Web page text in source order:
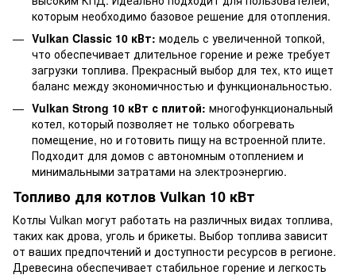
которым необходимо базовое решение для отопления.
Vulkan Classic 10 кВт: модель с увеличенной топкой,
что обеспечивает длительное горение и реже требует
загрузки топлива. Прекрасный выбор для тех, кто ищет
баланс между экономичностью и функциональностью.
Vulkan Strong 10 кВт с плитой: многофункциональный
котел, который позволяет не только обогревать
помещение, но и готовить пищу на встроенной плите.
Подходит для домов с автономным отоплением и
минимальными затратами на электроэнергию.
Топливо для котлов Vulkan 10 кВт
Котлы Vulkan могут работать на различных видах топлива,
таких как дрова, уголь и брикеты. Выбор топлива зависит
от ваших предпочтений и доступности ресурсов в регионе.
Древесина обеспечивает стабильное горение и легкость